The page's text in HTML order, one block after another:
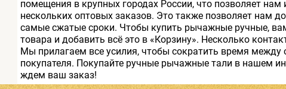
помещения в крупных городах России, что позволяет
нескольких оптовых заказов. Это также позволяет нам
самые сжатые сроки. Чтобы купить рычажные ручные,
товара и добавить всё это в «Корзину». Несколько
Мы прилагаем все усилия, чтобы сократить время
покупателя. Покупайте ручные рычажные тали в нашем
ждем ваш заказ!